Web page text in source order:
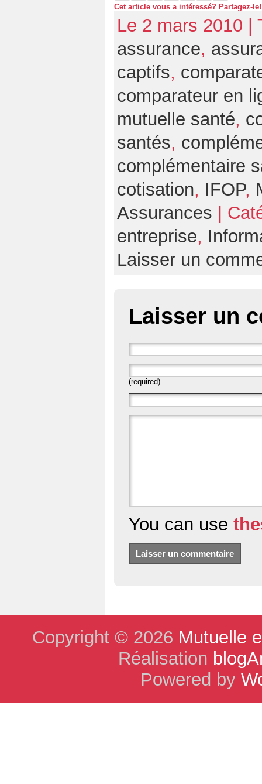
Cet article vous a intéressé? Partagez-le!
Le 2 mars 2010 |
assurance,
captifs,
comparateur en
mutuelle santé,
santés,
complémentaire
cotisation, IFOP,
Assurances |
entreprise,
Laisser un
Laisser un
(required)
You can use
Copyright © 2026 Mutuelle
Réalisation
Powered by